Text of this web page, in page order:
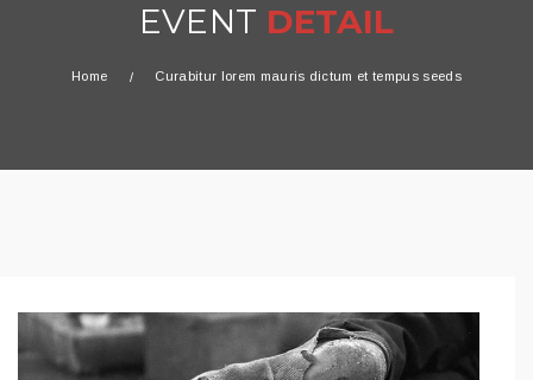
EVENT DETAIL
Home Curabitur lorem mauris dictum et tempus seeds